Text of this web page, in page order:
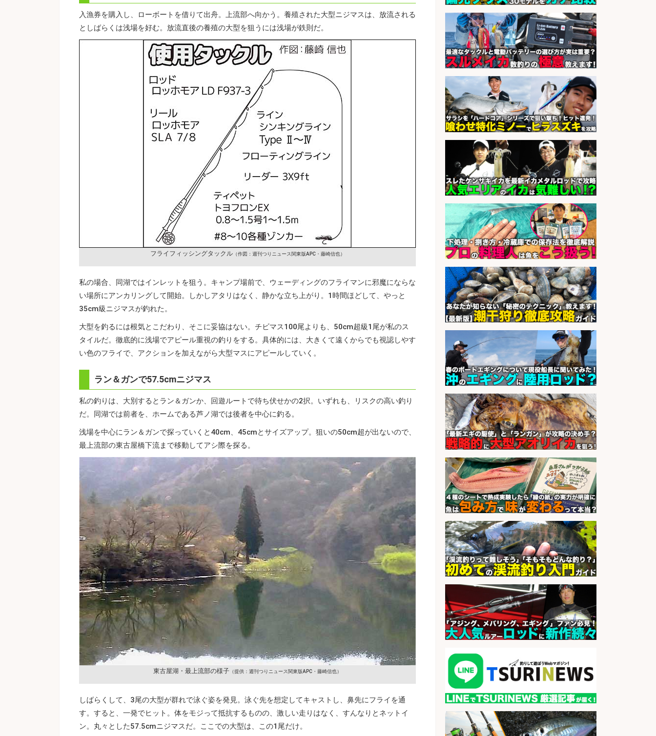
入漁券を購入し、ローボートを借りて出舟。上流部へ向かう。養殖された大型ニジマスは、放流される
としばらくは浅場を好む。放流直後の養殖の大型を狙うには浅場が鉄則だ。
フライフィッシングタックル（作図：週刊つりニュース関東版APC・藤崎信也）
私の場合、同湖ではインレットを狙う。キャンプ場前で、ウェーディングのフライマンに邪魔にならな
い場所にアンカリングして開始。しかしアタリはなく、静かな立ち上がり。1時間ほどして、やっと
35cm級ニジマスが釣れた。
大型を釣るには根気とこだわり、そこに妥協はない。チビマス100尾よりも、50cm超級1尾が私のス
タイルだ。徹底的に浅場でアピール重視の釣りをする。具体的には、大きくて遠くからでも視認しやす
い色のフライで、アクションを加えながら大型マスにアピールしていく。
ラン＆ガンで57.5cmニジマス
私の釣りは、大別するとラン＆ガンか、回遊ルートで待ち伏せかの2択。いずれも、リスクの高い釣り
だ。同湖では前者を、ホームである芦ノ湖では後者を中心に釣る。
浅場を中心にラン＆ガンで探っていくと40cm、45cmとサイズアップ。狙いの50cm超が出ないので、
最上流部の東古屋橋下流まで移動してアシ際を探る。
東古屋湖・最上流部の様子 （提供：週刊つりニュース関東版APC・藤崎信也）
しばらくして、3尾の大型が群れで泳ぐ姿を発見。泳ぐ先を想定してキャストし、鼻先にフライを通
す。すると、一発でヒット。体をモジって抵抗するものの、激しい走りはなく、すんなりとネットイ
ン。丸々とした57.5cmニジマスだ。ここでの大型は、この1尾だけ。
キッチンスタッフ/広島県/急募 スー
パーの鮮魚コーナーで魚のカットや
パック詰め/重量物なし/定着率抜群
sponsored by 求人ボックス
さらに求人情報を見る